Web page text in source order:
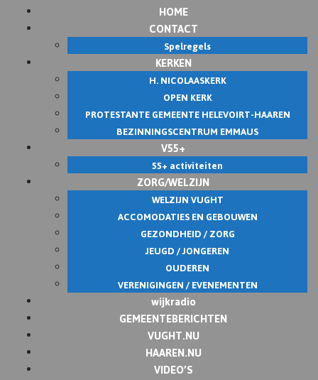
HOME
CONTACT
Spelregels
KERKEN
H. NICOLAASKERK
OPEN KERK
PROTESTANTE GEMEENTE HELEVOIRT-HAAREN
BEZINNINGSCENTRUM EMMAUS
V55+
55+ activiteiten
ZORG/WELZIJN
WELZIJN VUGHT
ACCOMODATIES EN GEBOUWEN
GEZONDHEID / ZORG
JEUGD / JONGEREN
OUDEREN
VERENIGINGEN / EVENEMENTEN
wijkradio
GEMEENTEBERICHTEN
VUGHT.NU
HAAREN.NU
VIDEO’S